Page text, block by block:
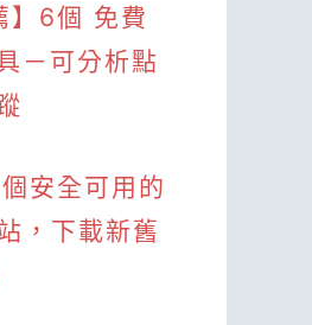
】6個 免費
－可分析點
安全可用的
，下載新舊